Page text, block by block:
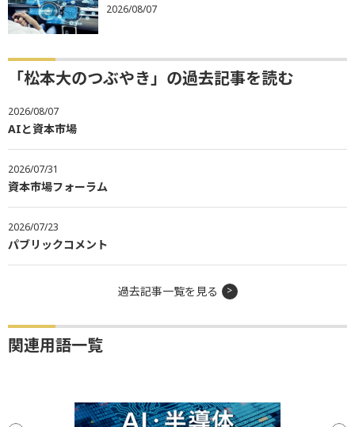
2026/08/07
「松本大のつぶやき」の過去記事を読む
2026/08/07
AIと資本市場
2026/07/31
資本市場フォーラム
2026/07/23
パブリックコメント
過去記事一覧を見る
関連用語一覧